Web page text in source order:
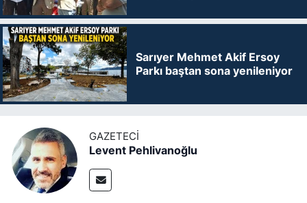
Sarıyer Mehmet Akif Ersoy
Parkı baştan sona yenileniyor
GAZETECI
Levent Pehlivanoğlu